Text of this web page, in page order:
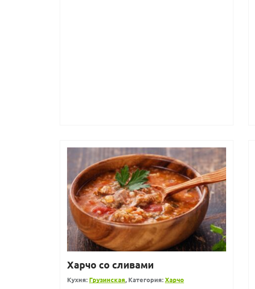
Харчо со сливами
Кухня: Грузинская, Категория:Харчо